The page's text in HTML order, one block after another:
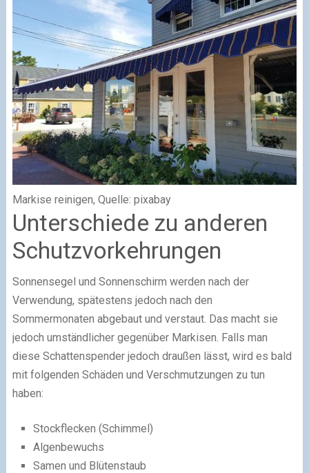
Markise reinigen, Quelle: pixabay
Unterschiede zu anderen
Schutzvorkehrungen
Sonnensegel und Sonnenschirm werden nach der
Verwendung, spätestens jedoch nach den
Sommermonaten abgebaut und verstaut. Das macht sie
jedoch umständlicher gegenüber Markisen. Falls man
diese Schattenspender jedoch draußen lässt, wird es bald
mit folgenden Schäden und Verschmutzungen zu tun
haben:
Stockflecken (Schimmel)
Algenbewuchs
Samen und Blütenstaub